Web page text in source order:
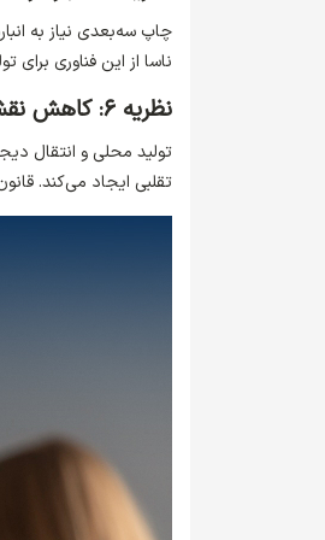
چاپ سه‌بعدی نیاز به
ناسا از این فناوری
نظریه ۶: کاهش نقش نظارتی گمرک
تولید محلی و انتقال
تقلبی ایجاد می‌کند.